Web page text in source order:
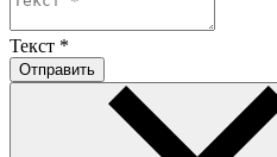
Текст *
Отправить